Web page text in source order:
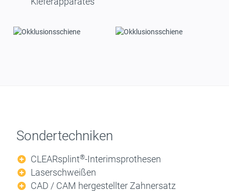
Sondertechniken
CLEARsplint®-Interimsprothesen
Laserschweißen
CAD / CAM hergestellter Zahnersatz